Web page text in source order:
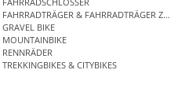
FAHRRADTRÄGER & FAHRRADTRÄGER
GRAVEL BIKE
MOUNTAINBIKE
RENNRÄDER
TREKKINGBIKES & CITYBIKES